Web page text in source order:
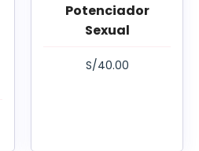
Potenciador
Sexual
S/40.00